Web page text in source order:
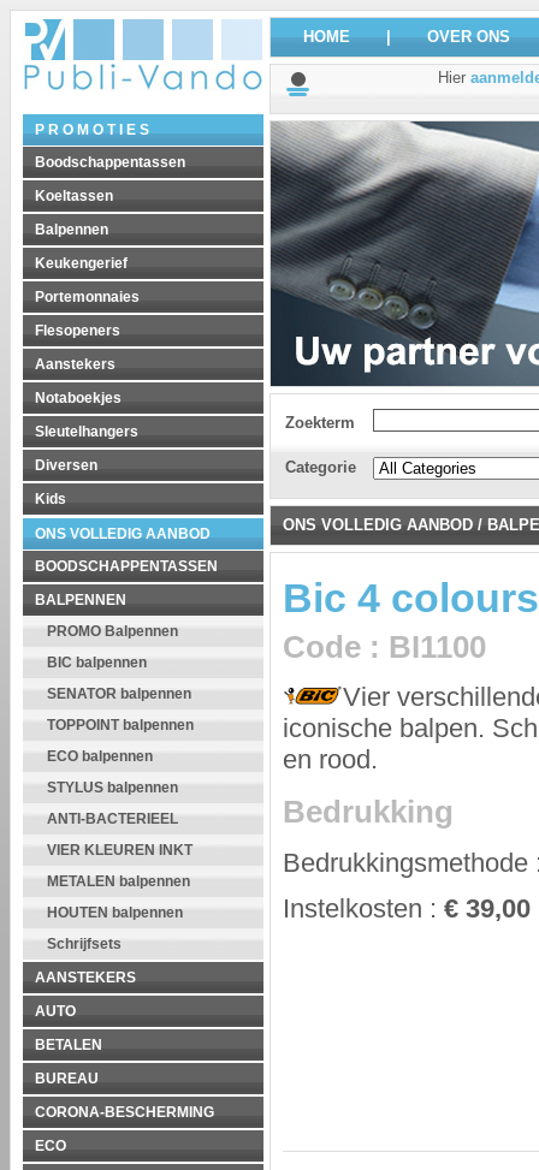
P R O M O T I E S
Boodschappentassen
Koeltassen
Balpennen
Keukengerief
Portemonnaies
Flesopeners
Aanstekers
Notaboekjes
Sleutelhangers
Diversen
Kids
ONS VOLLEDIG AANBOD
BOODSCHAPPENTASSEN
BALPENNEN
PROMO Balpennen
BIC balpennen
SENATOR balpennen
TOPPOINT balpennen
ECO balpennen
STYLUS balpennen
ANTI-BACTERIEEL
VIER KLEUREN INKT
METALEN balpennen
HOUTEN balpennen
Schrijfsets
AANSTEKERS
AUTO
BETALEN
BUREAU
CORONA-BESCHERMING
ECO
HOME OVER ONS
Hier
Zoekterm
Categorie
ONS VOLLEDIG AANBOD /
Bic 4 colours
Code : BI1100
Vier
iconische balpen.
en rood.
Bedrukking
Bedrukkingsmethode
Instelkosten : € 39,00